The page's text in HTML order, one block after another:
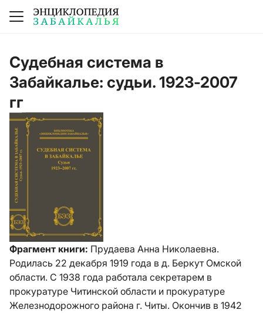
Судебная система в
Забайкалье: судьи. 1923-2007
гг
Фрагмент книги: Прудаева Анна Николаевна.
Родилась 22 декабря 1919 года в д. Беркут Омской
области. С 1938 года работала секретарем в
прокуратуре Читинской области и прокуратуре
Железнодорожного района г. Читы. Окончив в 1942